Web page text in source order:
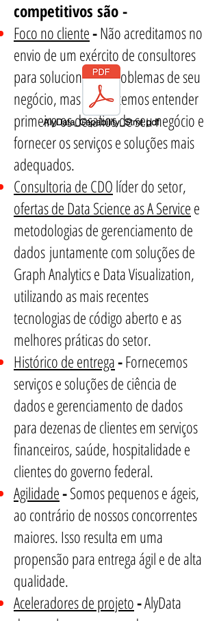
competitivos são -
Foco no cliente-Não acreditamos no
envio de um exército de consultores
para solucionar os problemas de seu
negócio, mas prometemos entender
primeiro os desafios de seu negócio e
fornecer os serviços e soluções mais
adequados.
Consultoria de CDOlíder do setor,
ofertas de Data Science as A Servicee
metodologias de gerenciamento de
dados juntamente com soluções de
Graph Analytics e Data Visualization,
utilizando as mais recentes
tecnologias de código aberto e as
melhores práticas do setor.
Histórico de entrega-Fornecemos
serviços e soluções de ciência de
dados e gerenciamento de dados
para dezenas de clientes em serviços
financeiros, saúde, hospitalidade e
clientes do governo federal.
Agilidade-Somos pequenos e ágeis,
ao contrário de nossos concorrentes
maiores. Isso resulta em uma
propensão para entrega ágil e de alta
qualidade.
Aceleradores de projeto-AlyData
AlyData_Capability_Stmt.pdf